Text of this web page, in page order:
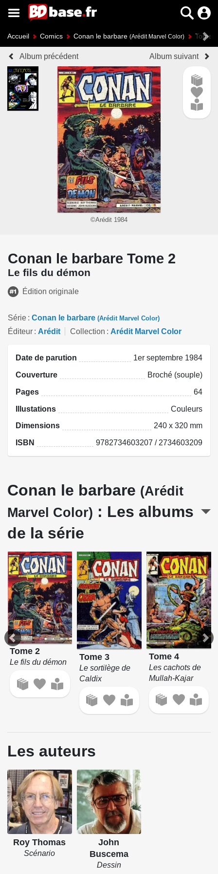
Accueil Comics Conan le barbare (Arédit Marvel Color) Tome
Album précédent Album suivant
©Arédit 1984
Conan le barbare Tome 2
Le fils du démon
Édition originale
Série Conan le barbare (Arédit Marvel Color)
Éditeur Arédit Collection Arédit Marvel Color
Date de parution 1er septembre 1984
Couverture Broché (souple)
Pages 64
Illustations Couleurs
Dimensions 240 x 320 mm
ISBN 9782734603207 / 2734603209
Conan le barbare (Arédit
Marvel Color) : Les albums
de la série
Tome 2
Le fils du démon
Tome 3
Le sortilège de
Caldix
Tome 4
Les cachots de
Mullah-Kajar
Les auteurs
Roy Thomas
Scénario
John
Buscema
Dessin